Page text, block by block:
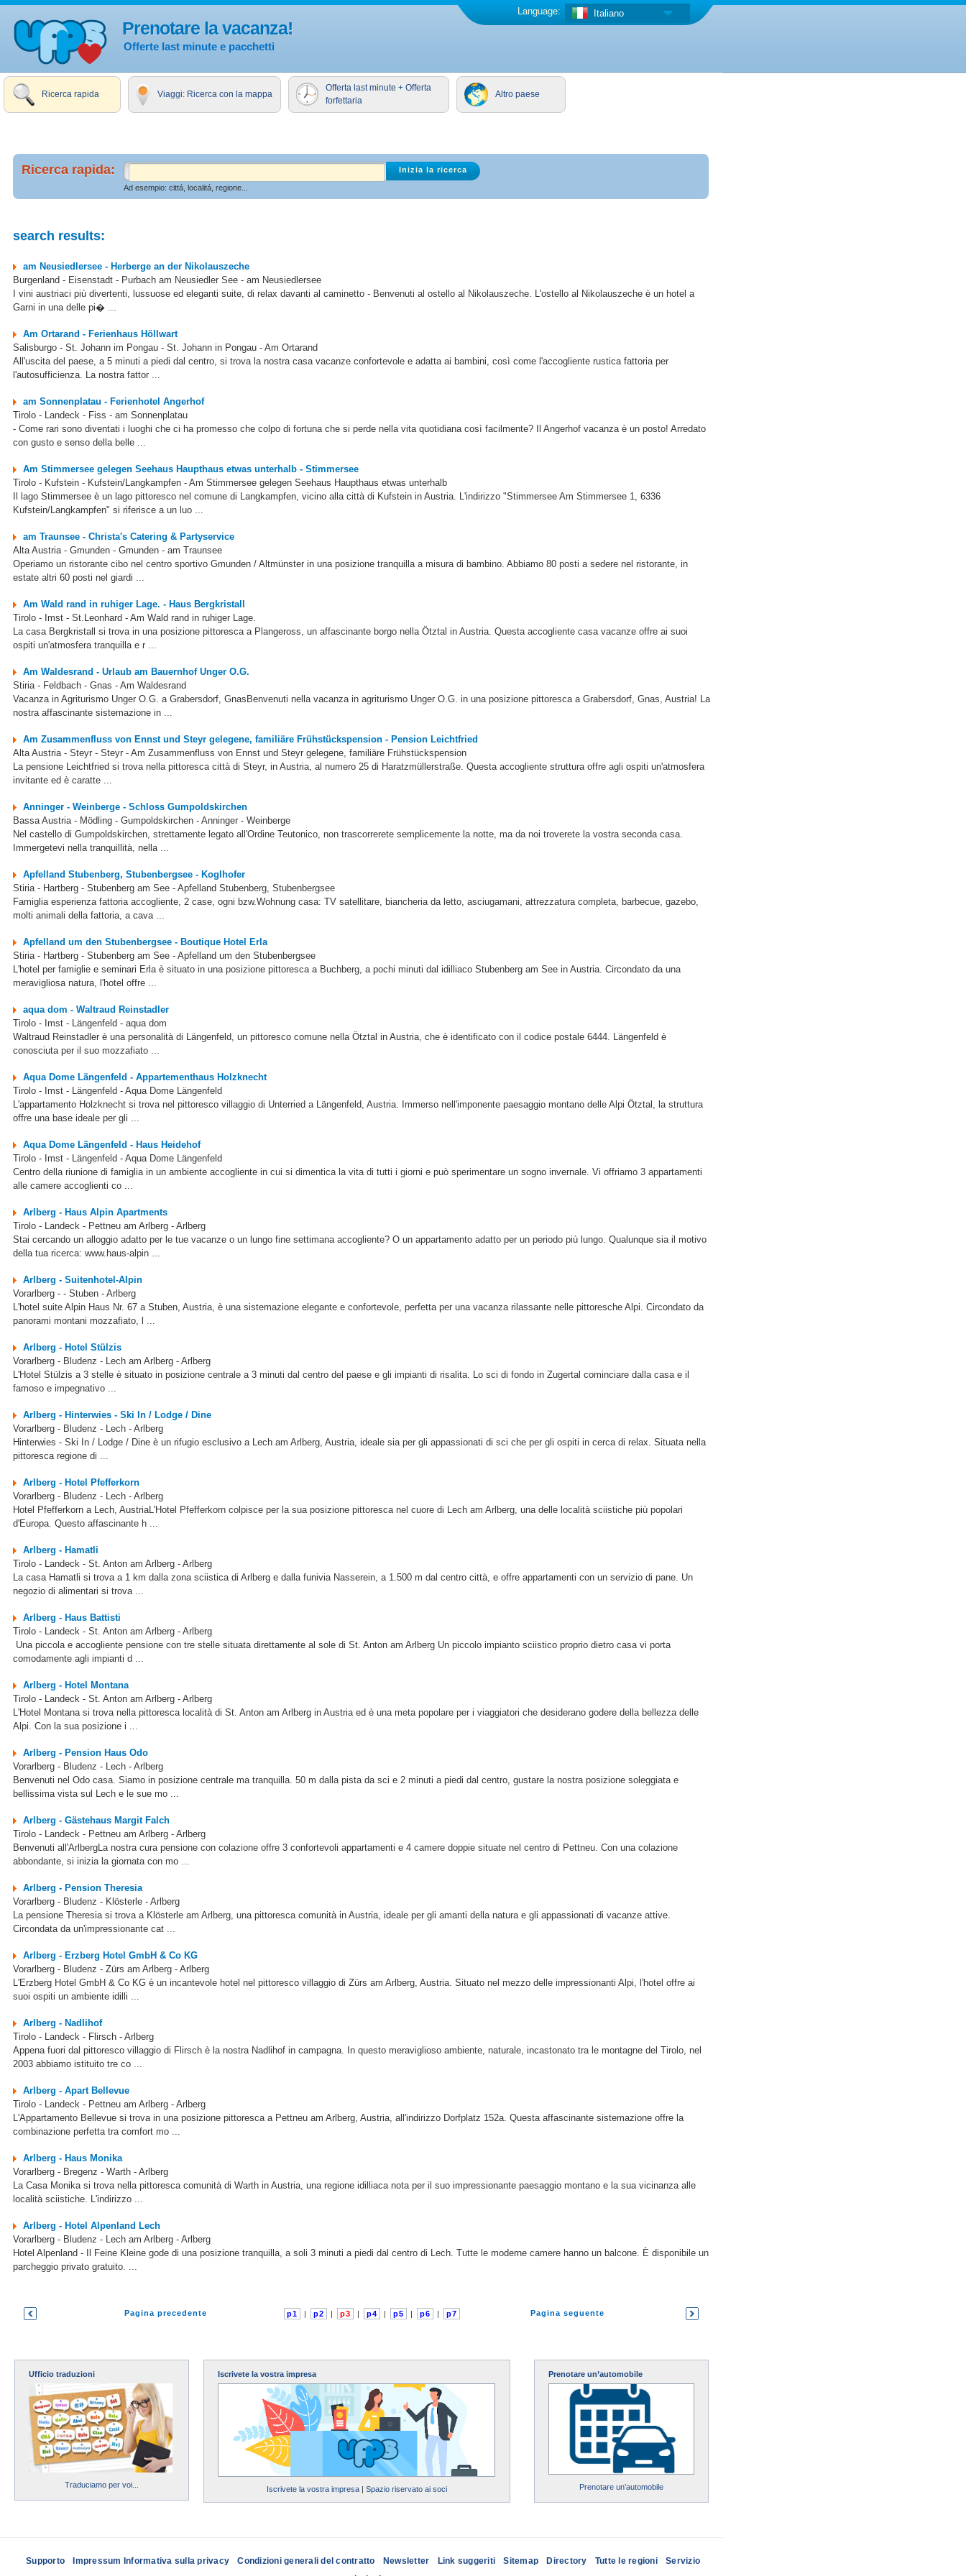
Prenotare la vacanza!
Offerte last minute e pacchetti
Italiano
Language:
Ricerca rapida Viaggi: Ricerca con la mappa
Offerta last minute + Offerta
forfettaria
Altro paese
Ricerca rapida:
Ad esempio: cittá, localitá, regione...
search results:
am Neusiedlersee - Herberge an der Nikolauszeche
Burgenland - Eisenstadt - Purbach am Neusiedler See - am Neusiedlersee
I vini austriaci più divertenti, lussuose ed eleganti suite, di relax davanti al caminetto - Benvenuti al ostello al Nikolauszeche. L'ostello al Nikolauszeche è un hotel a
Garni in una delle pi� ...
Am Ortarand - Ferienhaus Höllwart
Salisburgo - St. Johann im Pongau - St. Johann in Pongau - Am Ortarand
All'uscita del paese, a 5 minuti a piedi dal centro, si trova la nostra casa vacanze confortevole e adatta ai bambini, così come l'accogliente rustica fattoria per
l'autosufficienza. La nostra fattor ...
am Sonnenplatau - Ferienhotel Angerhof
Tirolo - Landeck - Fiss - am Sonnenplatau
- Come rari sono diventati i luoghi che ci ha promesso che colpo di fortuna che si perde nella vita quotidiana così facilmente? Il Angerhof vacanza è un posto! Arredato
con gusto e senso della belle ...
Am Stimmersee gelegen Seehaus Haupthaus etwas unterhalb - Stimmersee
Tirolo - Kufstein - Kufstein/Langkampfen - Am Stimmersee gelegen Seehaus Haupthaus etwas unterhalb
Il lago Stimmersee è un lago pittoresco nel comune di Langkampfen, vicino alla città di Kufstein in Austria. L'indirizzo "Stimmersee Am Stimmersee 1, 6336
Kufstein/Langkampfen" si riferisce a un luo ...
am Traunsee - Christa's Catering & Partyservice
Alta Austria - Gmunden - Gmunden - am Traunsee
Operiamo un ristorante cibo nel centro sportivo Gmunden / Altmünster in una posizione tranquilla a misura di bambino. Abbiamo 80 posti a sedere nel ristorante, in
estate altri 60 posti nel giardi ...
Am Wald rand in ruhiger Lage. - Haus Bergkristall
Tirolo - Imst - St.Leonhard - Am Wald rand in ruhiger Lage.
La casa Bergkristall si trova in una posizione pittoresca a Plangeross, un affascinante borgo nella Ötztal in Austria. Questa accogliente casa vacanze offre ai suoi
ospiti un'atmosfera tranquilla e r ...
Am Waldesrand - Urlaub am Bauernhof Unger O.G.
Stiria - Feldbach - Gnas - Am Waldesrand
Vacanza in Agriturismo Unger O.G. a Grabersdorf, GnasBenvenuti nella vacanza in agriturismo Unger O.G. in una posizione pittoresca a Grabersdorf, Gnas, Austria! La
nostra affascinante sistemazione in ...
Am Zusammenfluss von Ennst und Steyr gelegene, familiäre Frühstückspension - Pension Leichtfried
Alta Austria - Steyr - Steyr - Am Zusammenfluss von Ennst und Steyr gelegene, familiäre Frühstückspension
La pensione Leichtfried si trova nella pittoresca città di Steyr, in Austria, al numero 25 di Haratzmüllerstraße. Questa accogliente struttura offre agli ospiti un'atmosfera
invitante ed è caratte ...
Anninger - Weinberge - Schloss Gumpoldskirchen
Bassa Austria - Mödling - Gumpoldskirchen - Anninger - Weinberge
Nel castello di Gumpoldskirchen, strettamente legato all'Ordine Teutonico, non trascorrerete semplicemente la notte, ma da noi troverete la vostra seconda casa.
Immergetevi nella tranquillità, nella ...
Apfelland Stubenberg, Stubenbergsee - Koglhofer
Stiria - Hartberg - Stubenberg am See - Apfelland Stubenberg, Stubenbergsee
Famiglia esperienza fattoria accogliente, 2 case, ogni bzw.Wohnung casa: TV satellitare, biancheria da letto, asciugamani, attrezzatura completa, barbecue, gazebo,
molti animali della fattoria, a cava ...
Apfelland um den Stubenbergsee - Boutique Hotel Erla
Stiria - Hartberg - Stubenberg am See - Apfelland um den Stubenbergsee
L'hotel per famiglie e seminari Erla è situato in una posizione pittoresca a Buchberg, a pochi minuti dal idilliaco Stubenberg am See in Austria. Circondato da una
meravigliosa natura, l'hotel offre ...
aqua dom - Waltraud Reinstadler
Tirolo - Imst - Längenfeld - aqua dom
Waltraud Reinstadler è una personalità di Längenfeld, un pittoresco comune nella Ötztal in Austria, che è identificato con il codice postale 6444. Längenfeld è
conosciuta per il suo mozzafiato ...
Aqua Dome Längenfeld - Appartementhaus Holzknecht
Tirolo - Imst - Längenfeld - Aqua Dome Längenfeld
L'appartamento Holzknecht si trova nel pittoresco villaggio di Unterried a Längenfeld, Austria. Immerso nell'imponente paesaggio montano delle Alpi Ötztal, la struttura
offre una base ideale per gli ...
Aqua Dome Längenfeld - Haus Heidehof
Tirolo - Imst - Längenfeld - Aqua Dome Längenfeld
Centro della riunione di famiglia in un ambiente accogliente in cui si dimentica la vita di tutti i giorni e può sperimentare un sogno invernale. Vi offriamo 3 appartamenti
alle camere accoglienti co ...
Arlberg - Haus Alpin Apartments
Tirolo - Landeck - Pettneu am Arlberg - Arlberg
Stai cercando un alloggio adatto per le tue vacanze o un lungo fine settimana accogliente? O un appartamento adatto per un periodo più lungo. Qualunque sia il motivo
della tua ricerca: www.haus-alpin ...
Arlberg - Suitenhotel-Alpin
Vorarlberg - - Stuben - Arlberg
L'hotel suite Alpin Haus Nr. 67 a Stuben, Austria, è una sistemazione elegante e confortevole, perfetta per una vacanza rilassante nelle pittoresche Alpi. Circondato da
panorami montani mozzafiato, l ...
Arlberg - Hotel Stülzis
Vorarlberg - Bludenz - Lech am Arlberg - Arlberg
L'Hotel Stülzis a 3 stelle è situato in posizione centrale a 3 minuti dal centro del paese e gli impianti di risalita. Lo sci di fondo in Zugertal cominciare dalla casa e il
famoso e impegnativo ...
Arlberg - Hinterwies - Ski In / Lodge / Dine
Vorarlberg - Bludenz - Lech - Arlberg
Hinterwies - Ski In / Lodge / Dine è un rifugio esclusivo a Lech am Arlberg, Austria, ideale sia per gli appassionati di sci che per gli ospiti in cerca di relax. Situata nella
pittoresca regione di ...
Arlberg - Hotel Pfefferkorn
Vorarlberg - Bludenz - Lech - Arlberg
Hotel Pfefferkorn a Lech, AustriaL'Hotel Pfefferkorn colpisce per la sua posizione pittoresca nel cuore di Lech am Arlberg, una delle località sciistiche più popolari
d'Europa. Questo affascinante h ...
Arlberg - Hamatli
Tirolo - Landeck - St. Anton am Arlberg - Arlberg
La casa Hamatli si trova a 1 km dalla zona sciistica di Arlberg e dalla funivia Nasserein, a 1.500 m dal centro città, e offre appartamenti con un servizio di pane. Un
negozio di alimentari si trova ...
Arlberg - Haus Battisti
Tirolo - Landeck - St. Anton am Arlberg - Arlberg
Una piccola e accogliente pensione con tre stelle situata direttamente al sole di St. Anton am Arlberg Un piccolo impianto sciistico proprio dietro casa vi porta
comodamente agli impianti d ...
Arlberg - Hotel Montana
Tirolo - Landeck - St. Anton am Arlberg - Arlberg
L'Hotel Montana si trova nella pittoresca località di St. Anton am Arlberg in Austria ed è una meta popolare per i viaggiatori che desiderano godere della bellezza delle
Alpi. Con la sua posizione i ...
Arlberg - Pension Haus Odo
Vorarlberg - Bludenz - Lech - Arlberg
Benvenuti nel Odo casa. Siamo in posizione centrale ma tranquilla. 50 m dalla pista da sci e 2 minuti a piedi dal centro, gustare la nostra posizione soleggiata e
bellissima vista sul Lech e le sue mo ...
Arlberg - Gästehaus Margit Falch
Tirolo - Landeck - Pettneu am Arlberg - Arlberg
Benvenuti all'ArlbergLa nostra cura pensione con colazione offre 3 confortevoli appartamenti e 4 camere doppie situate nel centro di Pettneu. Con una colazione
abbondante, si inizia la giornata con mo ...
Arlberg - Pension Theresia
Vorarlberg - Bludenz - Klösterle - Arlberg
La pensione Theresia si trova a Klösterle am Arlberg, una pittoresca comunità in Austria, ideale per gli amanti della natura e gli appassionati di vacanze attive.
Circondata da un'impressionante cat ...
Arlberg - Erzberg Hotel GmbH & Co KG
Vorarlberg - Bludenz - Zürs am Arlberg - Arlberg
L'Erzberg Hotel GmbH & Co KG è un incantevole hotel nel pittoresco villaggio di Zürs am Arlberg, Austria. Situato nel mezzo delle impressionanti Alpi, l'hotel offre ai
suoi ospiti un ambiente idilli ...
Arlberg - Nadlihof
Tirolo - Landeck - Flirsch - Arlberg
Appena fuori dal pittoresco villaggio di Flirsch è la nostra Nadlihof in campagna. In questo meraviglioso ambiente, naturale, incastonato tra le montagne del Tirolo, nel
2003 abbiamo istituito tre co ...
Arlberg - Apart Bellevue
Tirolo - Landeck - Pettneu am Arlberg - Arlberg
L'Appartamento Bellevue si trova in una posizione pittoresca a Pettneu am Arlberg, Austria, all'indirizzo Dorfplatz 152a. Questa affascinante sistemazione offre la
combinazione perfetta tra comfort mo ...
Arlberg - Haus Monika
Vorarlberg - Bregenz - Warth - Arlberg
La Casa Monika si trova nella pittoresca comunità di Warth in Austria, una regione idilliaca nota per il suo impressionante paesaggio montano e la sua vicinanza alle
località sciistiche. L'indirizzo ...
Arlberg - Hotel Alpenland Lech
Vorarlberg - Bludenz - Lech am Arlberg - Arlberg
Hotel Alpenland - Il Feine Kleine gode di una posizione tranquilla, a soli 3 minuti a piedi dal centro di Lech. Tutte le moderne camere hanno un balcone. È disponibile un
parcheggio privato gratuito. ...
Pagina precedente p1 | p2 | p3 | p4 | p5 | p6 | p7 Pagina seguente
Ufficio traduzioni
Traduciamo per voi...
Iscrivete la vostra impresa
Iscrivete la vostra impresa| Spazio riservato ai soci
Prenotare un’automobile
Prenotare un’automobile
Supporto Impressum Informativa sulla privacy Condizioni generali del contratto Newsletter Link suggeriti Sitemap Directory Tutte le regioni
Servizio